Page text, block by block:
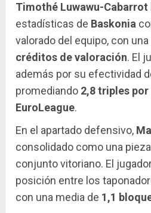
Timothé Luwawu-Cabarrot
estadísticas de Baskonia
valorado del equipo, con
créditos de valoración. El
además por su efectividad
promediando 2,8 triples
EuroLeague.
En el apartado defensivo,
consolidado como una
conjunto vitoriano. El
posición entre los
con una media de 1,1